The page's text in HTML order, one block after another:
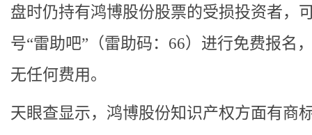
盘时仍持有鸿博股份股票的受损投资者，
号“雷助吧”（雷助码：66）进行免费报名
无任何费用。
天眼查显示，鸿博股份知识产权方面有商